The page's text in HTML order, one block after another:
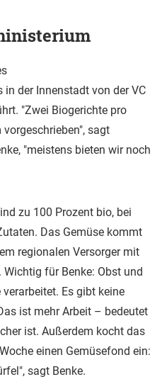
der Innenstadt von der VC
"Zwei Biogerichte pro
sagt
"meistens bieten wir noch
zu 100 Prozent bio, bei
Das Gemüse kommt
regionalen Versorger mit
für Benke: Obst und
Es gibt keine
ist mehr Arbeit – bedeutet
ist. Außerdem kocht das
einen Gemüsefond ein:
sagt Benke.